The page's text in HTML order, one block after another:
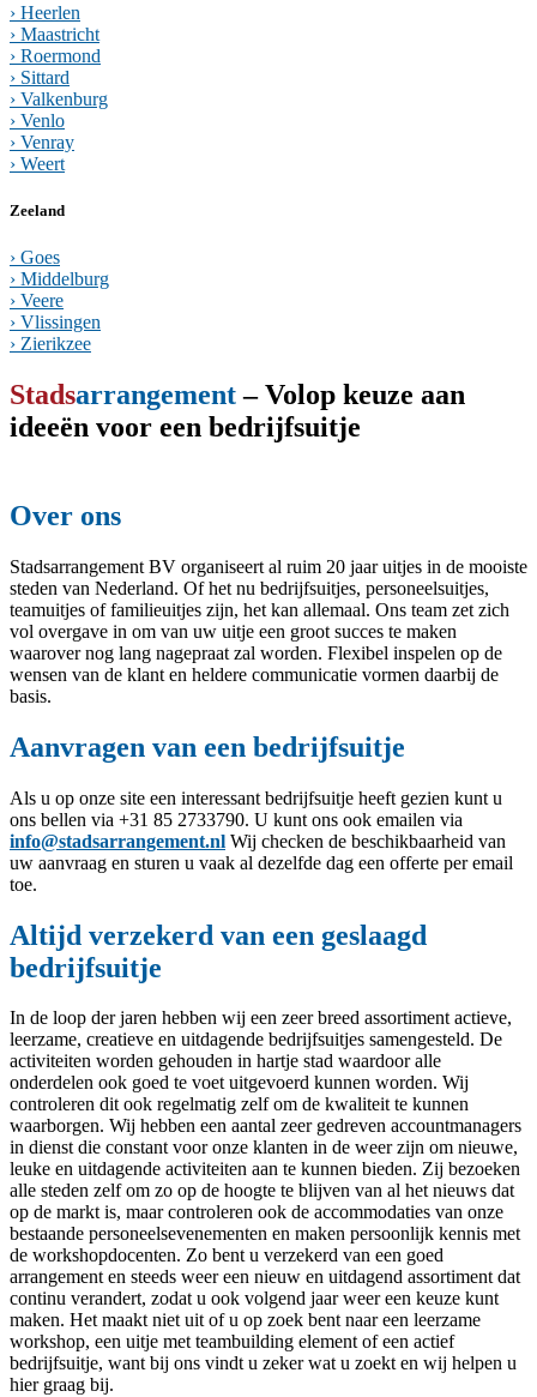
› Heerlen
› Maastricht
› Roermond
› Sittard
› Valkenburg
› Venlo
› Venray
› Weert
Zeeland
› Goes
› Middelburg
› Veere
› Vlissingen
› Zierikzee
Stadsarrangement– Volop keuze aan
ideeën voor een bedrijfsuitje
Over ons
Stadsarrangement BV organiseert al ruim 20 jaar uitjes in de mooiste
steden van Nederland. Of het nu bedrijfsuitjes, personeelsuitjes,
teamuitjes of familieuitjes zijn, het kan allemaal. Ons team zet zich
vol overgave in om van uw uitje een groot succes te maken
waarover nog lang nagepraat zal worden. Flexibel inspelen op de
wensen van de klant en heldere communicatie vormen daarbij de
basis.
Aanvragen van een bedrijfsuitje
Als u op onze site een interessant bedrijfsuitje heeft gezien kunt u
ons bellen via +31 85 2733790. U kunt ons ook emailen via
info@stadsarrangement.nl Wij checken de beschikbaarheid van
uw aanvraag en sturen u vaak al dezelfde dag een offerte per email
toe.
Altijd verzekerd van een geslaagd
bedrijfsuitje
In de loop der jaren hebben wij een zeer breed assortiment actieve,
leerzame, creatieve en uitdagende bedrijfsuitjes samengesteld. De
activiteiten worden gehouden in hartje stad waardoor alle
onderdelen ook goed te voet uitgevoerd kunnen worden. Wij
controleren dit ook regelmatig zelf om de kwaliteit te kunnen
waarborgen. Wij hebben een aantal zeer gedreven accountmanagers
in dienst die constant voor onze klanten in de weer zijn om nieuwe,
leuke en uitdagende activiteiten aan te kunnen bieden. Zij bezoeken
alle steden zelf om zo op de hoogte te blijven van al het nieuws dat
op de markt is, maar controleren ook de accommodaties van onze
bestaande personeelsevenementen en maken persoonlijk kennis met
de workshopdocenten. Zo bent u verzekerd van een goed
arrangement en steeds weer een nieuw en uitdagend assortiment dat
continu verandert, zodat u ook volgend jaar weer een keuze kunt
maken. Het maakt niet uit of u op zoek bent naar een leerzame
workshop, een uitje met teambuilding element of een actief
bedrijfsuitje, want bij ons vindt u zeker wat u zoekt en wij helpen u
hier graag bij.